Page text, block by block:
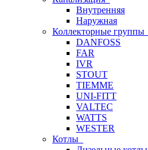
Внутренняя
Наружная
Коллекторные группы
DANFOSS
FAR
IVR
STOUT
TIEMME
UNI-FITT
VALTEC
WATTS
WESTER
Котлы